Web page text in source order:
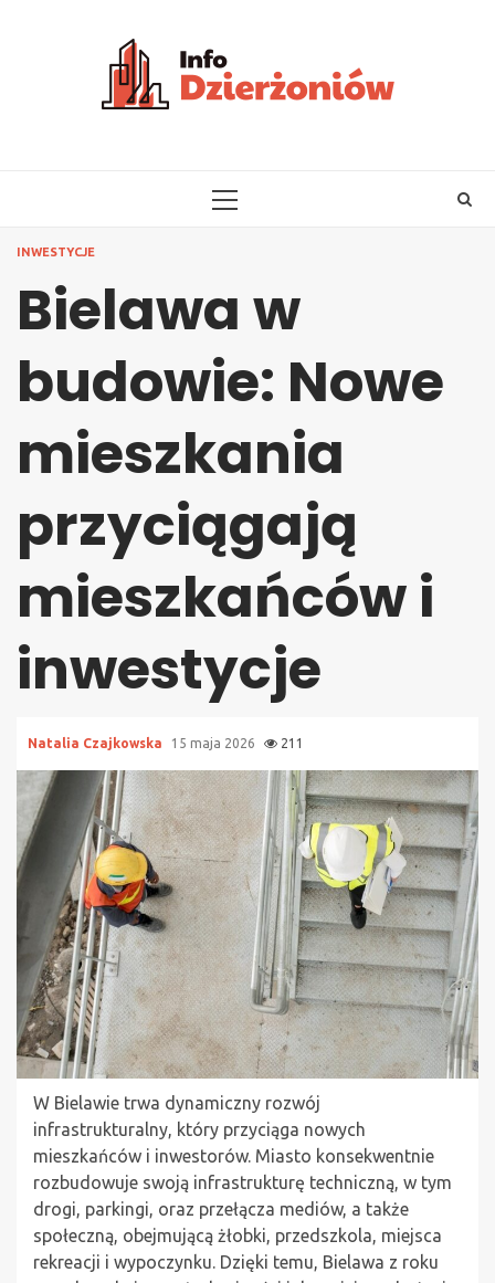
PRIMARY
INWESTYCJE
Bielawa w
budowie: Nowe
mieszkania
przyciągają
mieszkańców i
inwestycje
Natalia Czajkowska 15 maja 2026 211
W Bielawie trwa dynamiczny rozwój
infrastrukturalny, który przyciąga nowych
mieszkańców i inwestorów. Miasto konsekwentnie
rozbudowuje swoją infrastrukturę techniczną, w tym
drogi, parkingi, oraz przełącza mediów, a także
społeczną, obejmującą żłobki, przedszkola, miejsca
rekreacji i wypoczynku. Dzięki temu, Bielawa z roku